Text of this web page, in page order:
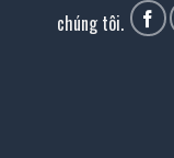
chúng tôi.